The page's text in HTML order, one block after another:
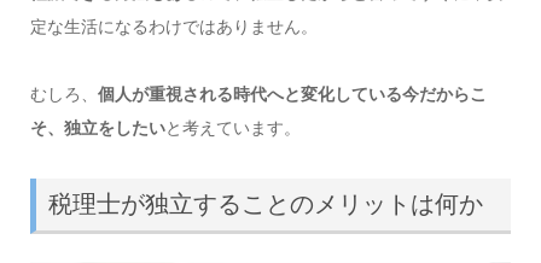
定な生活になるわけではありません。
むしろ、 個人が重視される時代へと変化している今だからこ
そ、独立をしたいと考えています。
税理士が独立することのメリットは何か